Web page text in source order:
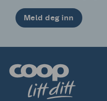
Meld deg inn